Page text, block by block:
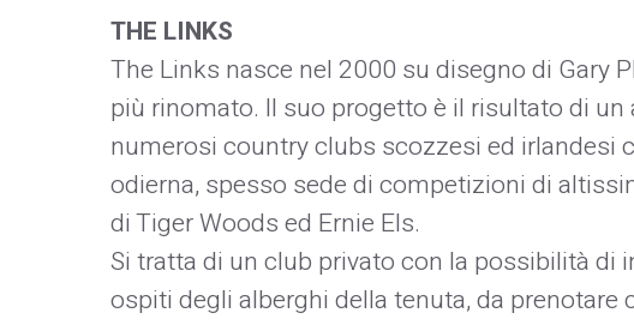
THE LINKS
The Links nasce nel 2000 su disegno di Gary
più rinomato. Il suo progetto è il risultato di
numerosi country clubs scozzesi ed irlandesi
odierna, spesso sede di competizioni di
di Tiger Woods ed Ernie Els.
Si tratta di un club privato con la possibilità di
ospiti degli alberghi della tenuta, da prenotare